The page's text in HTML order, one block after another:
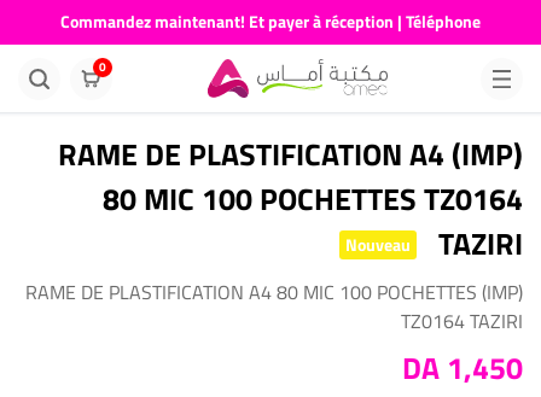
Commandez maintenant! Et payer à réception | Téléphone
676681730
0
(IMP) RAME DE PLASTIFICATION A4
80 MIC 100 POCHETTES TZ0164
TAZIRI
Nouveau
(IMP) RAME DE PLASTIFICATION A4 80 MIC 100 POCHETTES
TZ0164 TAZIRI
1,450 DA